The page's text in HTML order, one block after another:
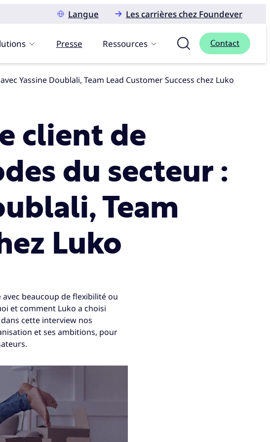
Langue
Les carrières chez Foundever
Presse Ressources Contact
Yassine Doublali, Team Lead Customer Success chez Luko
client de
du secteur :
Team
Luko
beaucoup de flexibilité ou
et comment Luko a choisi
cette interview nos
et ses ambitions, pour